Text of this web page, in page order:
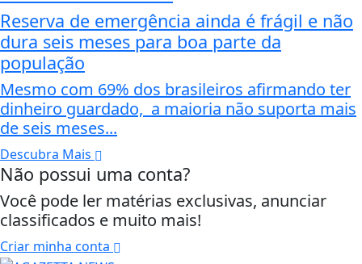
Reserva de emergência ainda é frágil e não
dura seis meses para boa parte da
população
Mesmo com 69% dos brasileiros afirmando ter
dinheiro guardado, a maioria não suporta mais
de seis meses...
Descubra Mais
Não possui uma conta?
Você pode ler matérias exclusivas, anunciar
classificados e muito mais!
Criar minha conta